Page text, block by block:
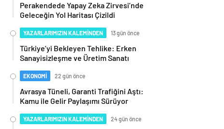
Perakendede Yapay Zeka Zirvesi’nde
Geleceğin Yol Haritası Çizildi
YAZARLARIMIZIN KALEMİNDEN 13 gün önce
Türkiye’yi Bekleyen Tehlike: Erken
Sanayisizleşme ve Üretim Sanatı
EKONOMİ 22 gün önce
Avrasya Tüneli, Garanti Trafiğini Aştı:
Kamu ile Gelir Paylaşımı Sürüyor
YAZARLARIMIZIN KALEMİNDEN 24 gün önce